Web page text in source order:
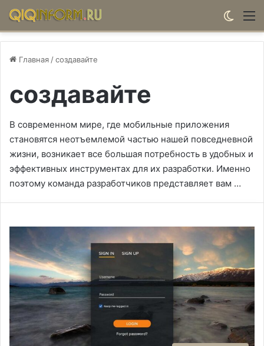
Главная /создавайте
создавайте
В современном мире, где мобильные приложения
становятся неотъемлемой частью нашей повседневной
жизни, возникает все большая потребность в удобных и
эффективных инструментах для их разработки. Именно
поэтому команда разработчиков представляет вам …